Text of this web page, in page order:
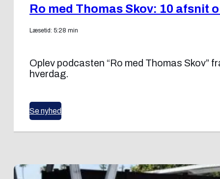
Ro med Thomas Skov: 10 afsnit
Læsetid: 5:28 min
Oplev podcasten “Ro med Thomas Skov”
hverdag.
Se nyhed